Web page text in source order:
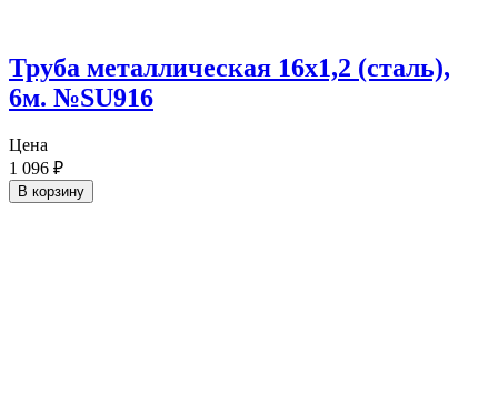
Труба металлическая 16х1,2 (сталь),
6м. №SU916
Цена
1 096 ₽
В корзину